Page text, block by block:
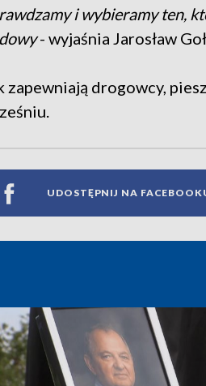
i wybieramy ten,
- wyjaśnia Jarosław
zapewniają drogowcy,
UDOSTĘPNIJ NA